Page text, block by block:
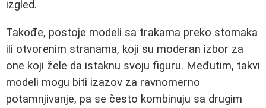
izgled.
Takođe, postoje modeli sa trakama preko stomaka
ili otvorenim stranama, koji su moderan izbor za
one koji žele da istaknu svoju figuru. Međutim, takvi
modeli mogu biti izazov za ravnomerno
potamnjivanje, pa se često kombinuju sa drugim